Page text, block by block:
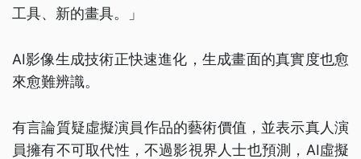
工具、新的畫具。」
AI影像生成技術正快速進化，生成畫面的真實度也愈
來愈難辨識。
有言論質疑虛擬演員作品的藝術價值，並表示真人演
員擁有不可取代性，不過影視界人士也預測，AI虛擬